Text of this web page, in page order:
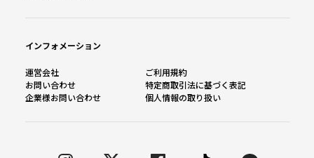
インフォメーション
運営会社
ご利用規約
お問い合わせ
特定商取引法に基づく表記
企業様お問い合わせ
個人情報の取り扱い